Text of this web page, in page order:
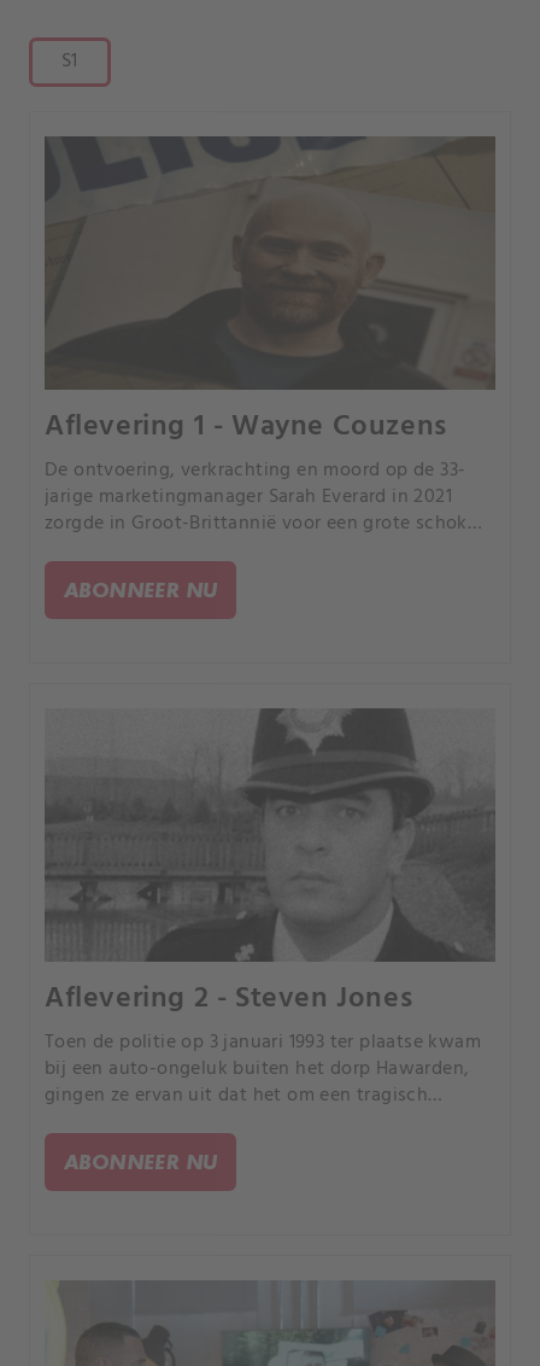
S1
Aflevering 1 - Wayne Couzens
De ontvoering, verkrachting en moord op de 33-
jarige marketingmanager Sarah Everard in 2021
zorgde in Groot-Brittannië voor een grote schok
politieman Wayne Couzens was.
ABONNEER NU
Aflevering 2 - Steven Jones
Toen de politie op 3 januari 1993 ter plaatse kwam
bij een auto-ongeluk buiten het dorp Hawarden,
gingen ze ervan uit dat het om een tragisch
de vrouw van de dienende politieagent Steven
Jones.
ABONNEER NU